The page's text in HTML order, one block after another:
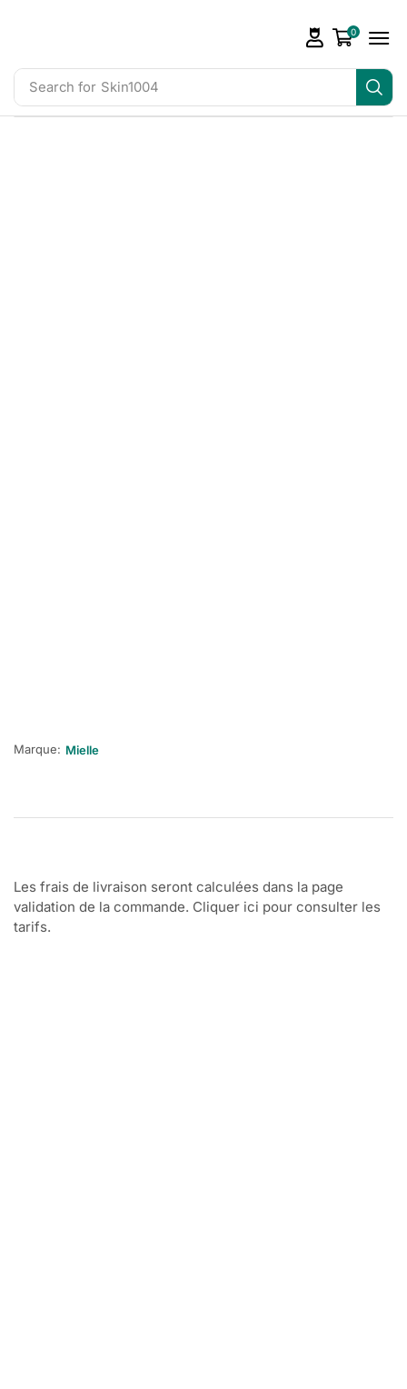
Search for Skin1004
0
Marque: Mielle
Les frais de livraison seront calculées dans la page
validation de la commande. Cliquer ici pour consulter les
tarifs.